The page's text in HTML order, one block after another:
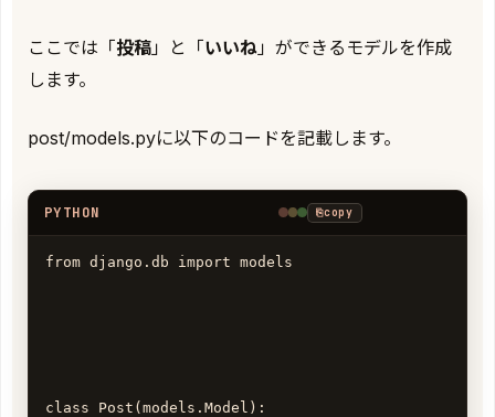
ここでは「投稿 」と「いいね 」ができるモデルを作成
します。
post/models.pyに以下のコードを記載します。
PYTHON ⎘copy
from django.db import models
class Post(models.Model):